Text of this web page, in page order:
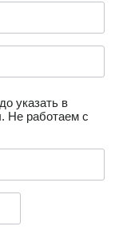
указать в
Не работаем с